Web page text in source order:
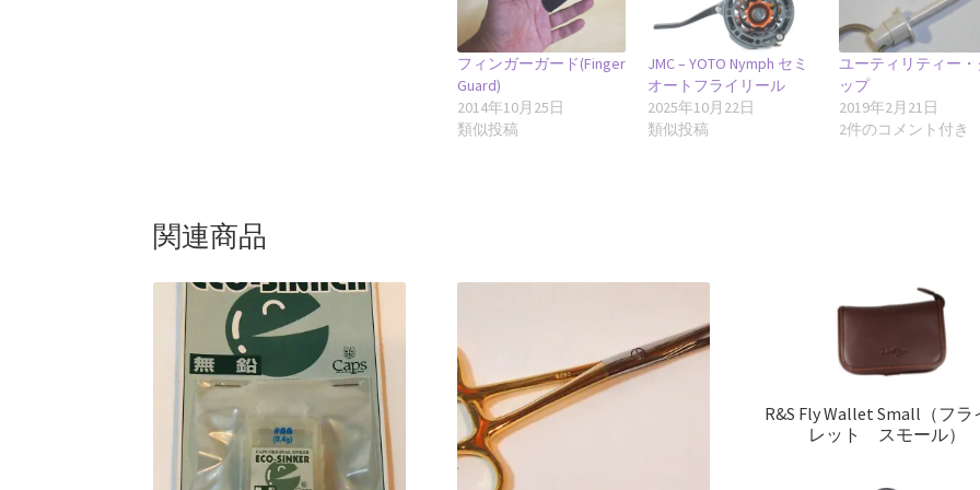
フィンガーガード(Finger
Guard)
2014年10月25日
類似投稿
JMC – YOTO Nymph セミ
オートフライリール
2025年10月22日
類似投稿
ユーティリティー・
ップ
2019年2月21日
2件のコメント付き
関連商品
R&S Fly Wallet Small（フラ
レット スモール）